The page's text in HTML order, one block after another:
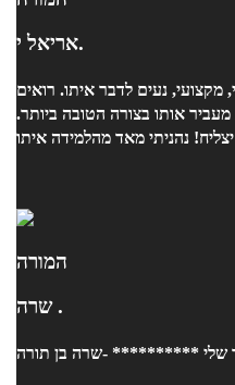
אריאל י.
מקצועי, נעים לדבר איתו. רואים
אותו בצורה הטובה ביותר.
המורה
שרה .
שלי ********** -שרה בן תורה